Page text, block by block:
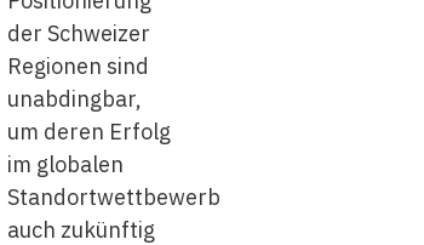
der Schweizer
Regionen sind
unabdingbar,
um deren Erfolg
im globalen
Standortwettbewerb
auch zukünftig